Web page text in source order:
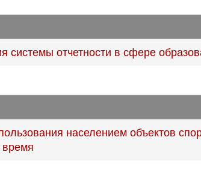
системы отчетности в сфере
населением объектов
время